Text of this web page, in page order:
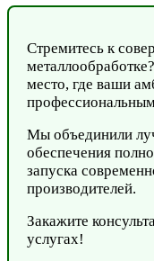
Стремитесь к
металлообработке?
место, где ваши
Мы объединили
обеспечения
запуска
производителей.
Закажите
услугах!